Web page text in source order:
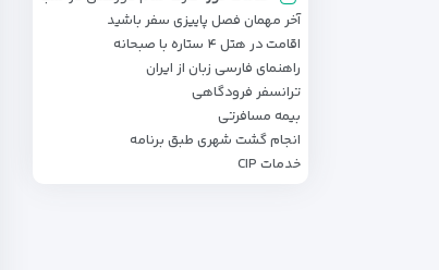
آخر مهمان فصل پاییزی سفر باشید
اقامت در هتل ۴ ستاره با صبحانه
راهنمای فارسی زبان از ایران
ترانسفر فرودگاهی
بیمه مسافرتی
انجام گشت شهری طبق برنامه
خدمات CIP